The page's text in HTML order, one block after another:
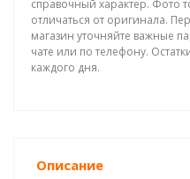
справочный характер. Фото
отличаться от оригинала.
магазин уточняйте важные
чате или по телефону.
каждого дня.
Описание